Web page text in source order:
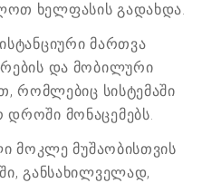
ხელფასის გადახდა.
მართვა
და მობილური
რომლებიც სისტემაში
მონაცემებს.
მოკლე მუშაობისთვის
განსახილველად,